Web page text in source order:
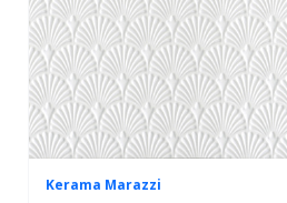
Kerama Marazzi